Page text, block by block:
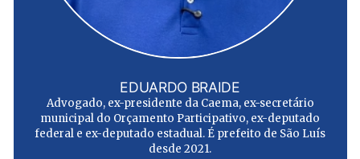
EDUARDO BRAIDE
Advogado, ex-presidente da Caema, ex-secretário
municipal do Orçamento Participativo, ex-deputado
federal e ex-deputado estadual. É prefeito de São Luís
desde 2021.